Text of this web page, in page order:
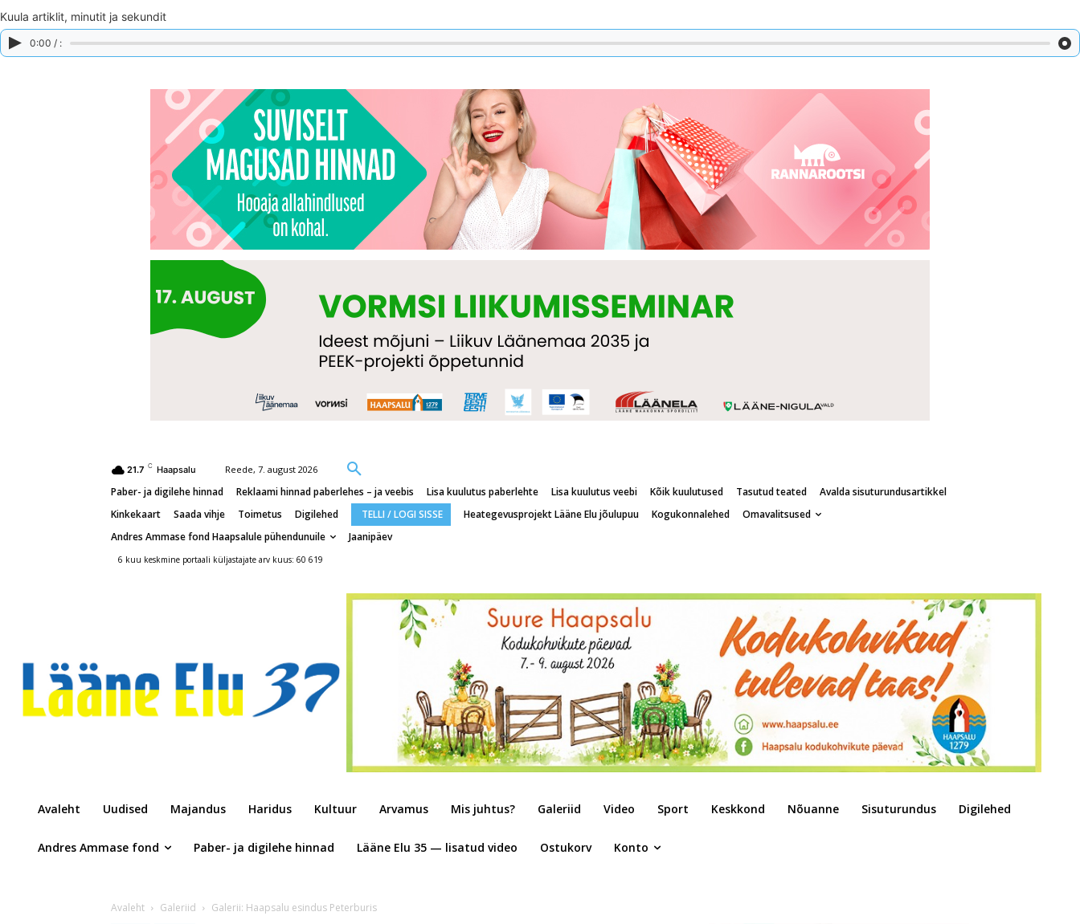
Kuula artiklit, minutit ja sekundit
0:00 / :
21.7 C Haapsalu Reede, 7. august 2026
Paber- ja digilehe hinnad Reklaami hinnad paberlehes – ja veebis Lisa kuulutus paberlehte Lisa kuulutus veebi Kõik kuulutused Tasutud teated
Avalda sisuturundusartikkel
Kinkekaart
Saada vihje Toimetus Digilehed TELLI / LOGI SISSE Heategevusprojekt Lääne Elu jõulupuu Kogukonnalehed
Omavalitsused
Andres Ammase fond Haapsalule pühendunuile
Jaanipäev
6 kuu keskmine portaali küljastajate arv kuus: 60 619
Avaleht Uudised Majandus Haridus Kultuur Arvamus Mis juhtus? Galeriid Video Sport Keskkond Nõuanne Sisuturundus Digilehed
Andres Ammase fond Paber- ja digilehe hinnad Lääne Elu 35 — lisatud video Ostukorv Konto
Avaleht Galeriid Galerii: Haapsalu esindus Peterburis